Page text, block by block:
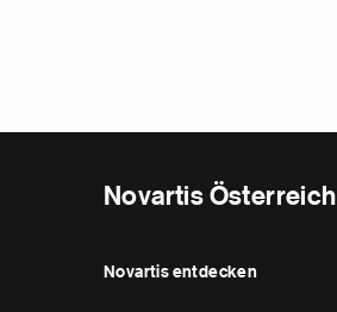
Novartis Österreich
Novartis entdecken